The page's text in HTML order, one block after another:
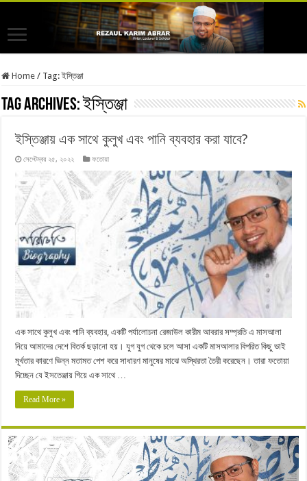
Home / Tag:ইস্তিঞ্জা
Tag Archives:ইস্তিঞ্জা
ইস্তিঞ্জায় এক সাথে কুলুখ এবং পানি ব্যবহার করা যাবে?
সেপ্টেম্বর ২৫, ২০২২ ফতোয়া
এক সাথে কুলুখ এবং পানি ব্যবহার, একটি পর্যালোচনা রেজাউল কারীম আবরার সম্প্রতি এ মাসআলা
নিয়ে আমাদের দেশে বিতর্ক ছড়ানো হয়। যুগ যুগ থেকে চলে আসা একটি মাসআলার বিপরিত কিছু ভাই
মূর্খতার কারণে ভিন্ন মতামত পেশ করে সাধারণ মানুষের মাঝে অস্থিরতা তৈরী করেছেন। তারা ফতোয়া
দিচ্ছেন যে ইসতেঞ্জায় গিয়ে এক সাথে …
Read More »